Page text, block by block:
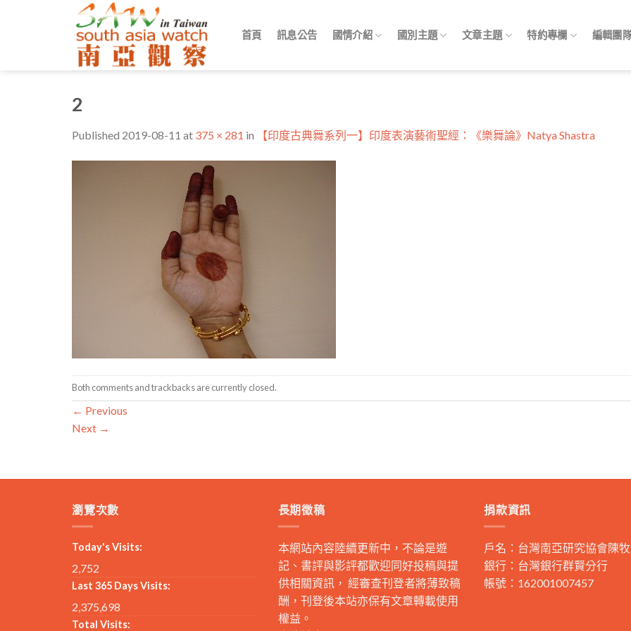
首頁 訊息公告 國情介紹 國別主題 文章主題 特約專欄 編輯團
2
Published 2019-08-11 at 375 × 281 in 【印度古典舞系列一】印度表演藝術聖經：《樂舞論》Natya Shastra
Both comments and trackbacks are currently closed.
← Previous
Next →
瀏覽次數
Today's Visits:
2,752
Last 365 Days Visits:
2,375,698
Total Visits:
長期徵稿
本網站內容陸續更新中，不論是遊
記、書評與影評都歡迎同好投稿與提
供相關資訊， 經審查刊登者將薄致稿
酬，刊登後本站亦保有文章轉載使用
權益。
捐款資訊
戶名：台灣南亞研究協會陳
銀行：台灣銀行群賢分行
帳號：162001007457